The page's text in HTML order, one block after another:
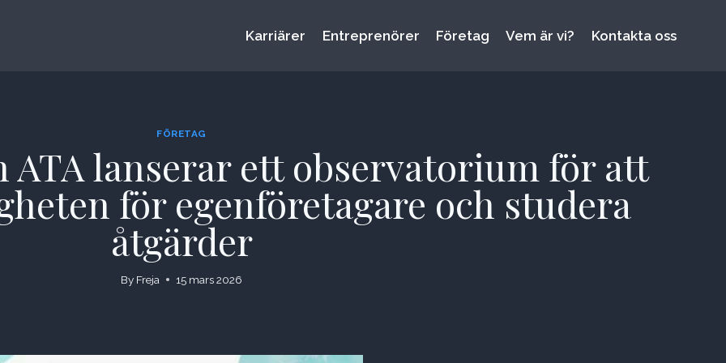
Karriärer Entreprenörer Företag Vem är vi? Kontakta oss
FÖRETAG
ATA lanserar ett observatorium för att
för egenföretagare och studera
åtgärder
By Freja 15 mars 2026